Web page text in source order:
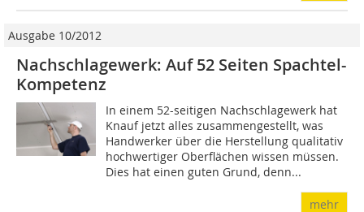
Ausgabe 10/2012
Nachschlagewerk: Auf 52 Seiten Spachtel-
Kompetenz
In einem 52-seitigen Nachschlagewerk hat
Knauf jetzt alles zusammengestellt, was
Handwerker über die Herstellung qualitativ
hochwertiger Oberflächen wissen müssen.
Dies hat einen guten Grund, denn...
mehr